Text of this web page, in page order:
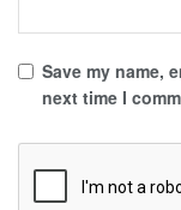
Save my name,
next time I